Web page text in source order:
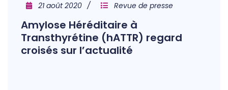
21 août 2020 Revue de presse
Amylose Héréditaire à
Transthyrétine (hATTR) regard
croisés sur l’actualité